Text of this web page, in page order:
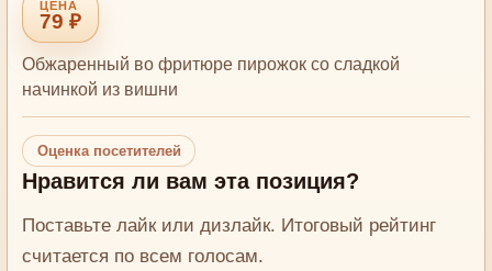
79 ₽
Обжаренный во фритюре пирожок со сладкой
начинкой из вишни
Оценка посетителей
Нравится ли вам эта позиция?
Поставьте лайк или дизлайк. Итоговый рейтинг
считается по всем голосам.